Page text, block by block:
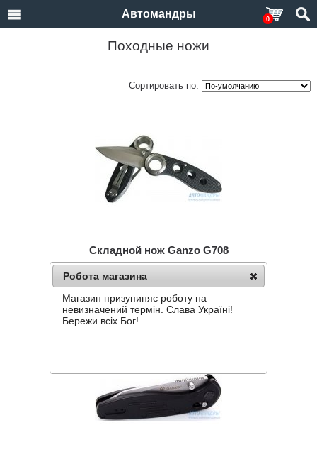
Автомандры 0
Походные ножи
Сортировать по:
Складной нож Ganzo G708
Нет в наличии
505 грн.
Робота магазина
Магазин призупиняє роботу на
невизначений термін. Слава Україні!
Бережи всіх Бог!